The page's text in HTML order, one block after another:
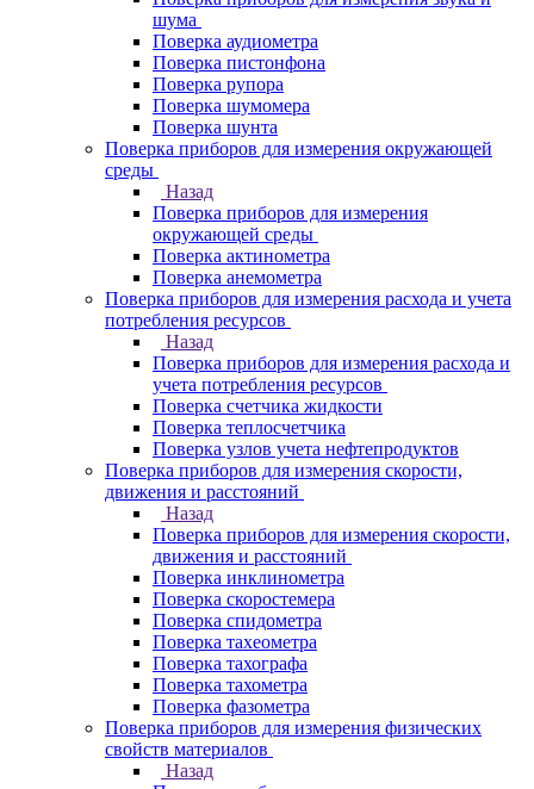
шума
Поверка аудиометра
Поверка пистонфона
Поверка рупора
Поверка шумомера
Поверка шунта
Поверка приборов для измерения окружающей
среды
Назад
Поверка приборов для измерения
окружающей среды
Поверка актинометра
Поверка анемометра
Поверка приборов для измерения расхода и учета
потребления ресурсов
Назад
Поверка приборов для измерения расхода и
учета потребления ресурсов
Поверка счетчика жидкости
Поверка теплосчетчика
Поверка узлов учета нефтепродуктов
Поверка приборов для измерения скорости,
движения и расстояний
Назад
Поверка приборов для измерения скорости,
движения и расстояний
Поверка инклинометра
Поверка скоростемера
Поверка спидометра
Поверка тахеометра
Поверка тахографа
Поверка тахометра
Поверка фазометра
Поверка приборов для измерения физических
свойств материалов
Назад